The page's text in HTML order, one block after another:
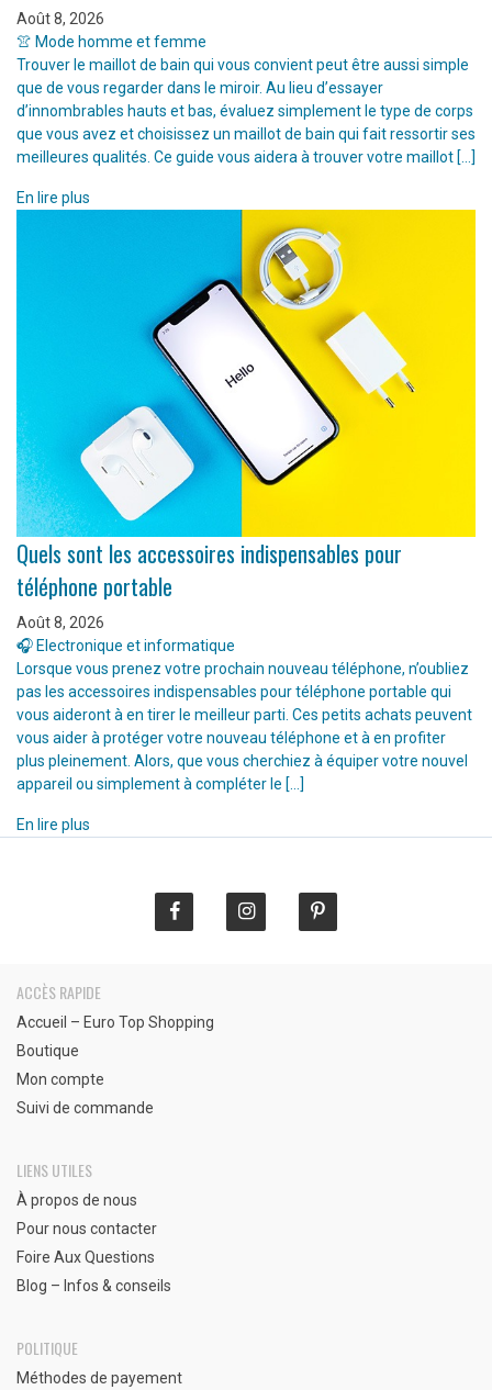
Août 8, 2026
👚 Mode homme et femme
Trouver le maillot de bain qui vous convient peut être aussi simple
que de vous regarder dans le miroir. Au lieu d’essayer
d’innombrables hauts et bas, évaluez simplement le type de corps
que vous avez et choisissez un maillot de bain qui fait ressortir ses
meilleures qualités. Ce guide vous aidera à trouver votre maillot […]
En lire plus
Quels sont les accessoires indispensables pour
téléphone portable
Août 8, 2026
🎧 Electronique et informatique
Lorsque vous prenez votre prochain nouveau téléphone, n’oubliez
pas les accessoires indispensables pour téléphone portable qui
vous aideront à en tirer le meilleur parti. Ces petits achats peuvent
vous aider à protéger votre nouveau téléphone et à en profiter
plus pleinement. Alors, que vous cherchiez à équiper votre nouvel
appareil ou simplement à compléter le […]
En lire plus
ACCÈS RAPIDE
Accueil – Euro Top Shopping
Boutique
Mon compte
Suivi de commande
LIENS UTILES
À propos de nous
Pour nous contacter
Foire Aux Questions
Blog – Infos & conseils
POLITIQUE
Méthodes de payement